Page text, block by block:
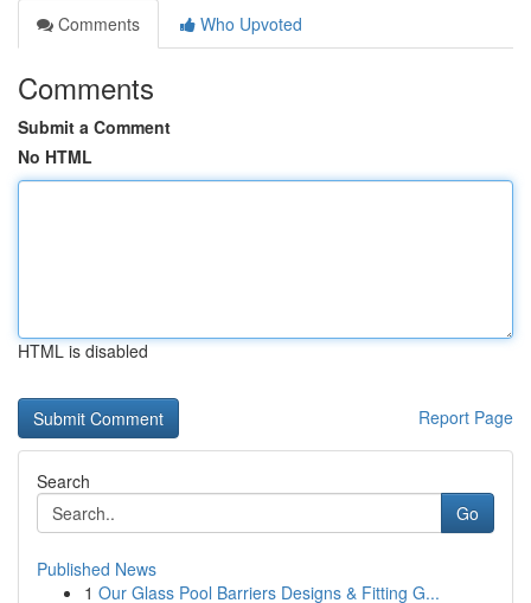
Comments
Who Upvoted
Comments
Submit a Comment
No HTML
HTML is disabled
Report Page
Search
Go
Published News
1 Our Glass Pool Barriers Designs & Fitting G...